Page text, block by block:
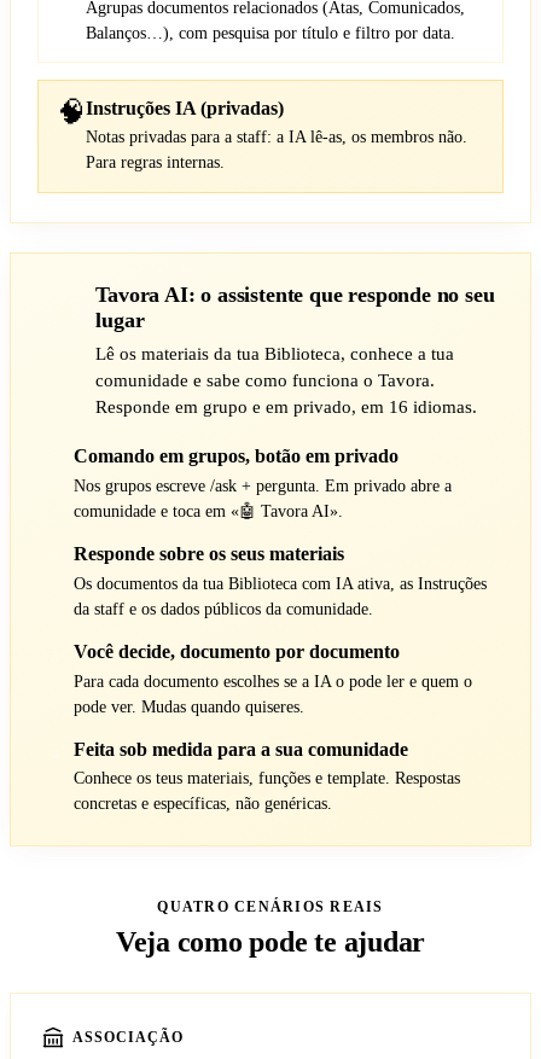
Agrupas documentos relacionados (Atas, Comunicados,
Balanços…), com pesquisa por título e filtro por data.
🧠Instruções IA (privadas)
Notas privadas para a staff: a IA lê-as, os membros não.
Para regras internas.
Tavora AI: o assistente que responde no seu
lugar
Lê os materiais da tua Biblioteca, conhece a tua
comunidade e sabe como funciona o Tavora.
Responde em grupo e em privado, em 16 idiomas.
Comando em grupos, botão em privado
Nos grupos escreve /ask + pergunta. Em privado abre a
comunidade e toca em «🤖 Tavora AI».
Responde sobre os seus materiais
Os documentos da tua Biblioteca com IA ativa, as Instruções
da staff e os dados públicos da comunidade.
Você decide, documento por documento
Para cada documento escolhes se a IA o pode ler e quem o
pode ver. Mudas quando quiseres.
Feita sob medida para a sua comunidade
Conhece os teus materiais, funções e template. Respostas
concretas e específicas, não genéricas.
QUATRO CENÁRIOS REAIS
Veja como pode te ajudar
ASSOCIAÇÃO